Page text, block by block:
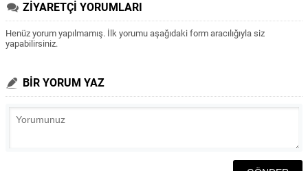
ZİYARETÇİ YORUMLARI
Henüz yorum yapılmamış. İlk yorumu aşağıdaki form aracılığıyla siz
yapabilirsiniz.
BİR YORUM YAZ